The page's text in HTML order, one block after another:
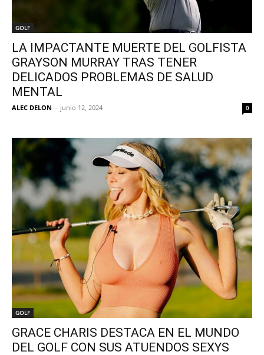
GOLF
LA IMPACTANTE MUERTE DEL GOLFISTA
GRAYSON MURRAY TRAS TENER
DELICADOS PROBLEMAS DE SALUD
MENTAL
ALEC DELON - junio 12, 2024 0
GOLF
GRACE CHARIS DESTACA EN EL MUNDO
DEL GOLF CON SUS ATUENDOS SEXYS